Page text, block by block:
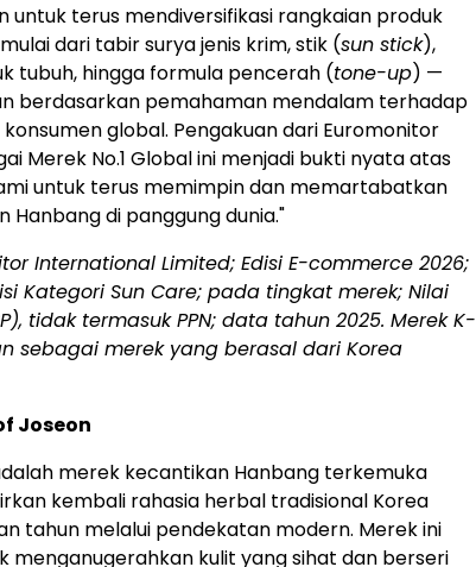
untuk terus mendiversifikasi rangkaian produk
dari tabir surya jenis krim, stik (sun stick),
tubuh, hingga formula pencerah (tone-up) —
berdasarkan pemahaman mendalam terhadap
global. Pengakuan dari Euromonitor
Merek No.1 Global ini menjadi bukti nyata atas
untuk terus memimpin dan memartabatkan
Hanbang di panggung dunia."
International Limited; Edisi E-commerce 2026;
Kategori Sun Care; pada tingkat merek; Nilai
tidak termasuk PPN; data tahun 2025. Merek K-
sebagai merek yang berasal dari Korea
Joseon
merek kecantikan Hanbang terkemuka
kembali rahasia herbal tradisional Korea
tahun melalui pendekatan modern. Merek ini
menganugerahkan kulit yang sihat dan berseri